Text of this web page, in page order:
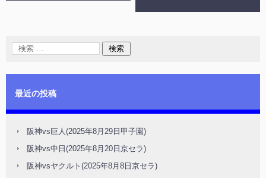
最近の投稿
阪神vs巨人(2025年8月29日甲子園)
阪神vs中日(2025年8月20日京セラ)
阪神vsヤクルト(2025年8月8日京セラ)